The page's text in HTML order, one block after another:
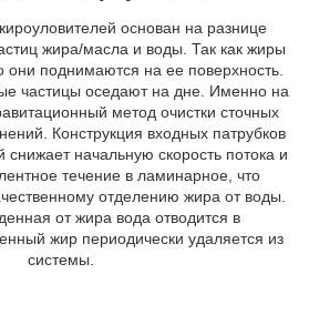
основан на разнице
жира/масла и воды. Так как жиры
они поднимаются на ее поверхность.
частицы оседают на дне. Именно на
метод очистки сточных
Конструкция входных патрубков
начальную скорость потока и
течение в ламинарное, что
отделению жира от воды.
от жира вода отводится в
жир периодически удаляется из
системы.